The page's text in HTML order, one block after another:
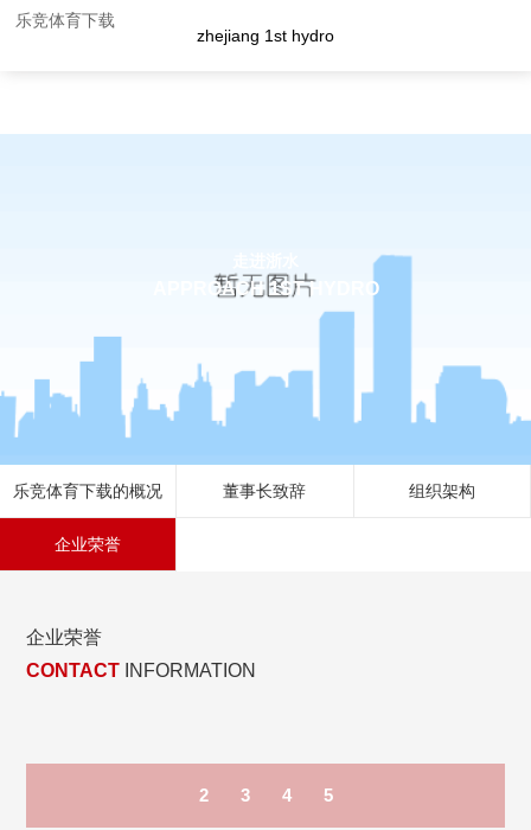
企业荣誉-乐竞体育下载
乐竞体育下载
zhejiang 1st hydro
APPROACH 1ST HYDRO
乐竞体育下载的概况 董事长致辞 组织架构
企业荣誉
企业荣誉
CONTACT INFORMATION
2 3 4 5